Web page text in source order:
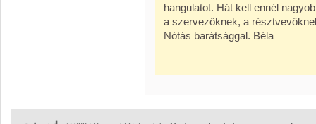
hangulatot. Hát kell ennél
a szervezőknek, a
Nótás barátsággal. Béla